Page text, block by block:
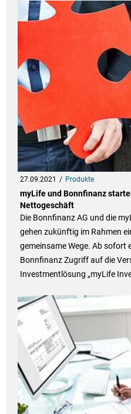
27.09.2021 Produkte
myLife und Bonnfinanz
Nettogeschäft
Die Bonnfinanz AG und die
gehen zukünftig im Rahmen
gemeinsame Wege. Ab sofort
Bonnfinanz Zugriff auf die
Investmentlösung „myLife